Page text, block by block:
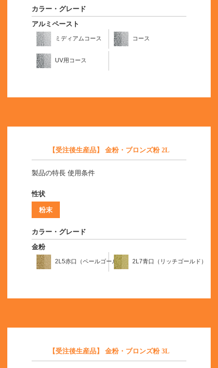
カラー・グレード
アルミペースト
ミディアムコース コース
UV用コース
【受注後生産品】 金粉・ブロンズ粉 2L
製品の特長 使用条件
性状
粉末
カラー・グレード
金粉
2L5赤口（ペールゴールド） 2L7青口（リッチゴールド）
【受注後生産品】 金粉・ブロンズ粉 3L